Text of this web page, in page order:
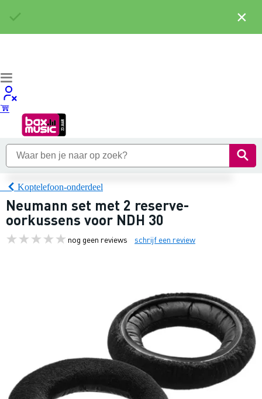
Koptelefoon-onderdeel
Neumann set met 2 reserve-
oorkussens voor NDH 30
nog geen reviews schrijf een review
×